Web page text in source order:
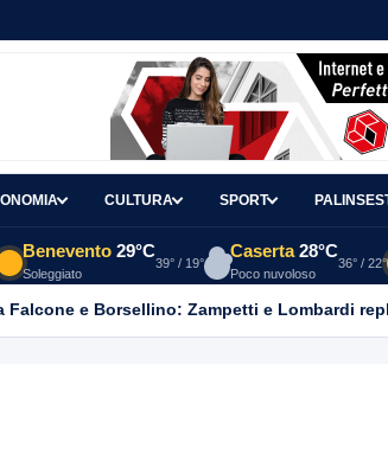
CULTURA SPORT
Benevento 29°C
Soleggiato
39° / 19°
Caserta 28°C
Poco nuvoloso
36° / 22°
Falcone e Borsellino: Zampetti e Lombardi